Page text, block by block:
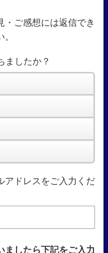
・ご感想には返信でき
ましたか？
アドレスをご入力くだ
ましたら下記をご入力